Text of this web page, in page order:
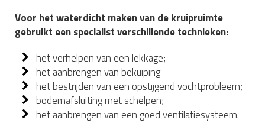
Voor het waterdicht maken van de kruipruimte
gebruikt een specialist verschillende technieken:
het verhelpen van een lekkage;
het aanbrengen van bekuiping
het bestrijden van een opstijgend vochtprobleem;
bodemafsluiting met schelpen;
het aanbrengen van een goed ventilatiesysteem.